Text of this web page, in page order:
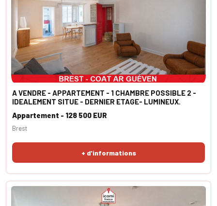
A VENDRE - APPARTEMENT - 1 CHAMBRE POSSIBLE 2 -
IDEALEMENT SITUE - DERNIER ETAGE- LUMINEUX.
Appartement - 128 500 EUR
+ d'informations
Brest